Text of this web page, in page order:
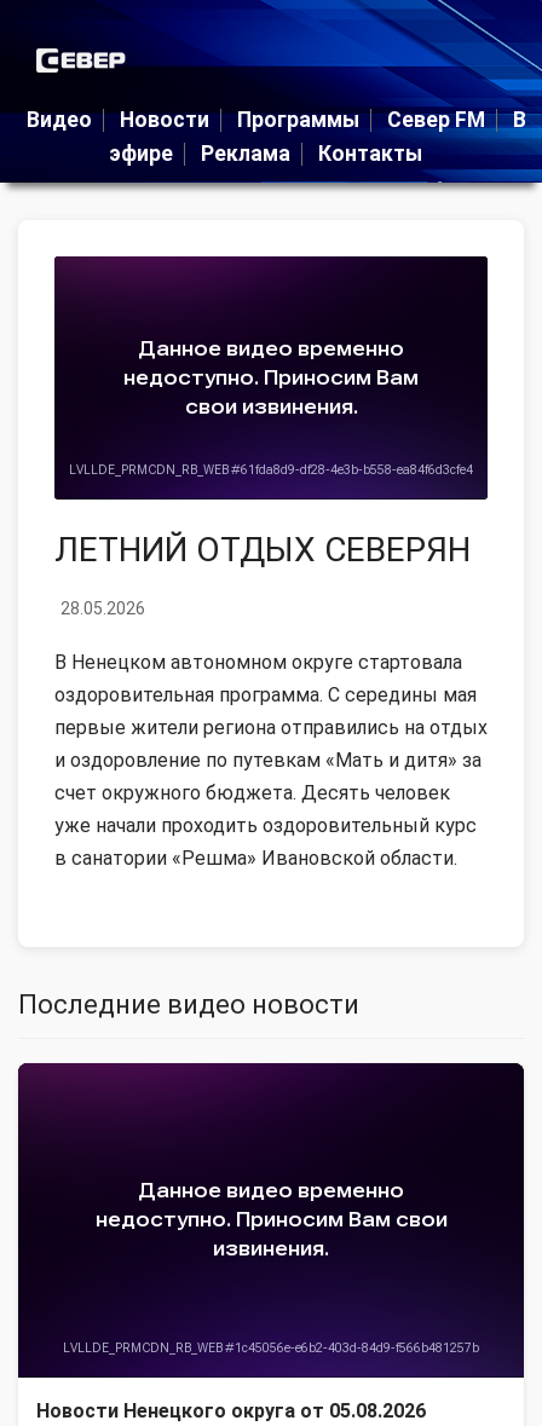
Видео Новости Программы Север FM
В
эфире
Реклама Контакты
ЛЕТНИЙ ОТДЫХ СЕВЕРЯН
28.05.2026
В Ненецком автономном округе стартовала
оздоровительная программа. С середины мая
первые жители региона отправились на отдых
и оздоровление по путевкам «Мать и дитя» за
счет окружного бюджета. Десять человек
уже начали проходить оздоровительный курс
в санатории «Решма» Ивановской области.
Последние видео новости
Новости Ненецкого округа от 05.08.2026